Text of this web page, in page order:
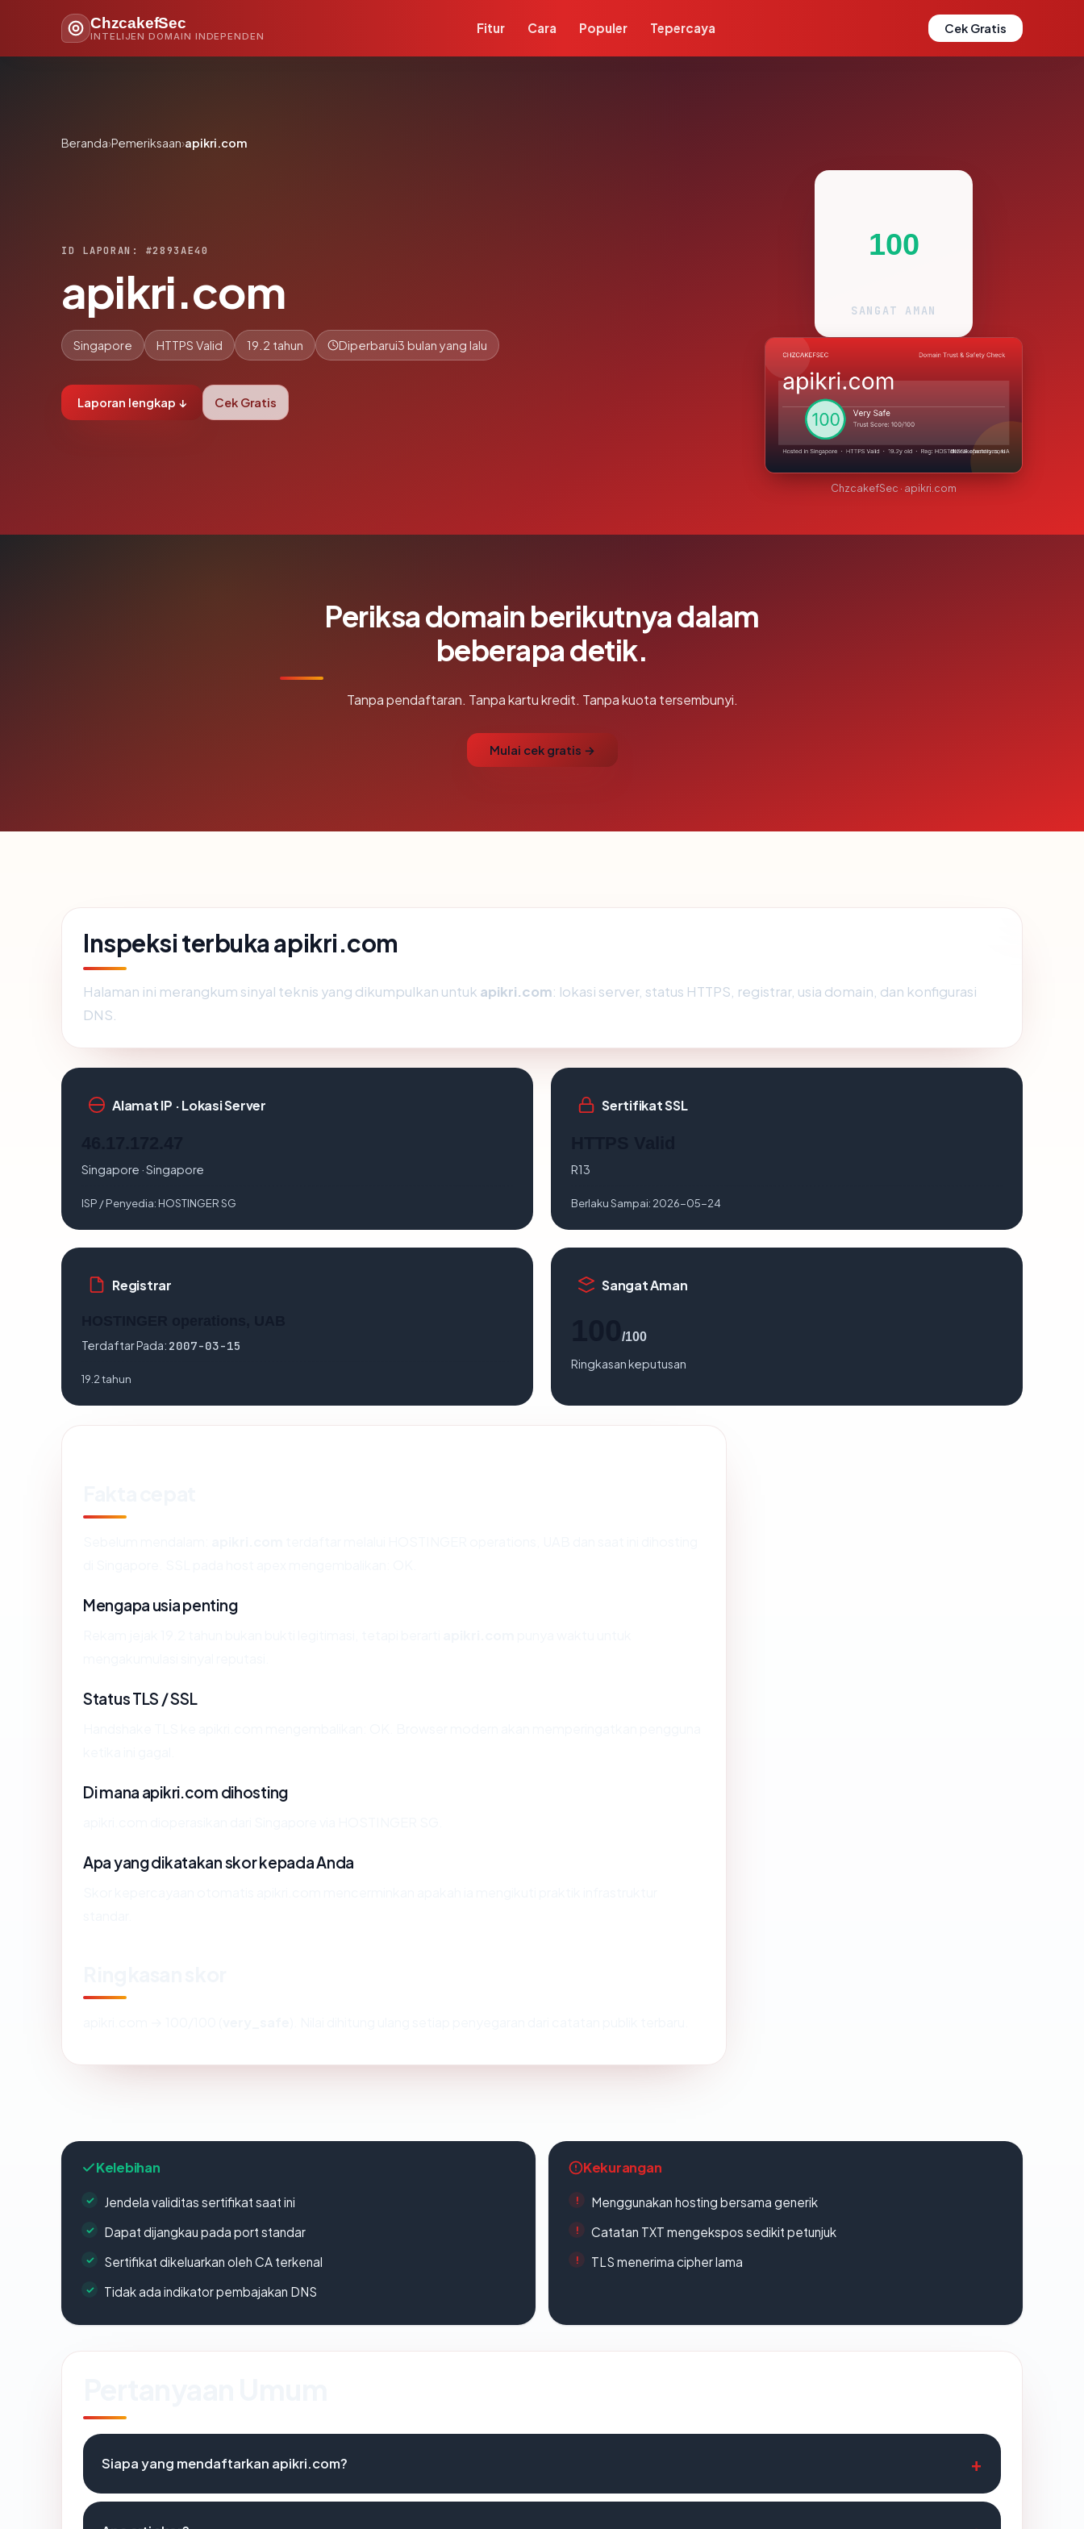
ChzcakefSec
INTELIJEN DOMAIN INDEPENDEN
Fitur Cara Populer Tepercaya Cek Gratis
Beranda›Pemeriksaan›apikri.com
ID LAPORAN: #2893AE40
apikri.com
Singapore HTTPS Valid 19.2 tahun Diperbarui3 bulan yang lalu
Laporan lengkap ↓ Cek Gratis
100
SANGAT AMAN
ChzcakefSec · apikri.com
Periksa domain berikutnya dalam
beberapa detik.
Tanpa pendaftaran. Tanpa kartu kredit. Tanpa kuota tersembunyi.
Mulai cek gratis →
Inspeksi terbuka apikri.com
Halaman ini merangkum sinyal teknis yang dikumpulkan untuk apikri.com: lokasi server, status HTTPS, registrar, usia domain, dan konfigurasi
DNS.
Alamat IP · Lokasi Server
Singapore · Singapore
ISP / Penyedia: HOSTINGER SG
Sertifikat SSL
R13
Berlaku Sampai: 2026-05-24
Registrar
Terdaftar Pada: 2007-03-15
19.2 tahun
Sangat Aman
/100
Ringkasan keputusan
Mengapa usia penting
Status TLS / SSL
Di mana apikri.com dihosting
Apa yang dikatakan skor kepada Anda
Kelebihan
Jendela validitas sertifikat saat ini
Dapat dijangkau pada port standar
Sertifikat dikeluarkan oleh CA terkenal
Tidak ada indikator pembajakan DNS
Kekurangan
Menggunakan hosting bersama generik
Catatan TXT mengekspos sedikit petunjuk
TLS menerima cipher lama
Siapa yang mendaftarkan apikri.com?